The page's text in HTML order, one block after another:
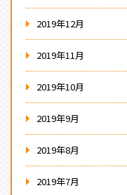
2019年12月
2019年11月
2019年10月
2019年9月
2019年8月
2019年7月